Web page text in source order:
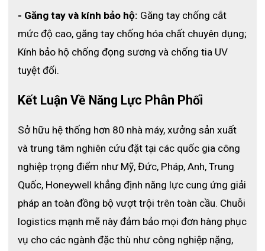
- Găng tay và kính bảo hộ: Găng tay chống cắt
mức độ cao, găng tay chống hóa chất chuyên dụng;
Kính bảo hộ chống đọng sương và chống tia UV
tuyệt đối.
Kết Luận Về Năng Lực Phân Phối
Sở hữu hệ thống hơn 80 nhà máy, xưởng sản xuất
và trung tâm nghiên cứu đặt tại các quốc gia công
nghiệp trọng điểm như Mỹ, Đức, Pháp, Anh, Trung
Quốc, Honeywell khẳng định năng lực cung ứng giải
pháp an toàn đồng bộ vượt trội trên toàn cầu. Chuỗi
logistics mạnh mẽ này đảm bảo mọi đơn hàng phục
vụ cho các ngành đặc thù như công nghiệp nặng,